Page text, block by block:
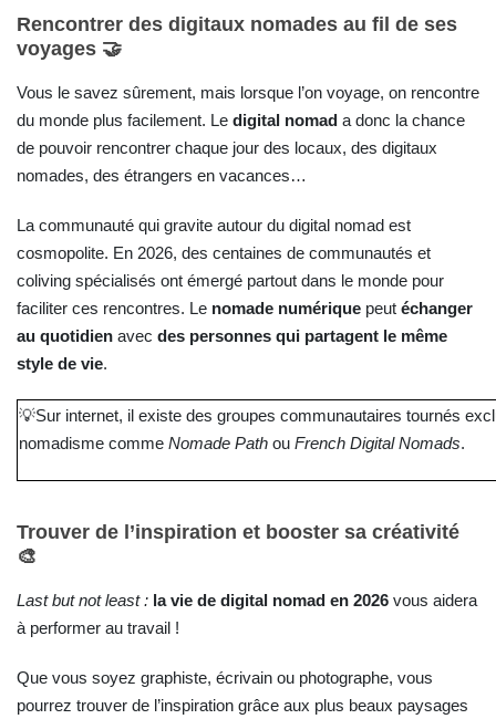
Rencontrer des digitaux nomades au fil de ses
voyages 🤝
Vous le savez sûrement, mais lorsque l’on voyage, on rencontre
du monde plus facilement. Le digital nomad a donc la chance
de pouvoir rencontrer chaque jour des locaux, des digitaux
nomades, des étrangers en vacances…
La communauté qui gravite autour du digital nomad est
cosmopolite. En 2026, des centaines de communautés et
coliving spécialisés ont émergé partout dans le monde pour
faciliter ces rencontres. Le nomade numérique peut échanger
au quotidien avec des personnes qui partagent le même
style de vie.
💡Sur internet, il existe des groupes communautaires tournés
nomadisme comme Nomade Path ou French Digital Nomads.
Trouver de l’inspiration et booster sa créativité
🎨
Last but not least : la vie de digital nomad en 2026 vous aidera
à performer au travail !
Que vous soyez graphiste, écrivain ou photographe, vous
pourrez trouver de l’inspiration grâce aux plus beaux paysages